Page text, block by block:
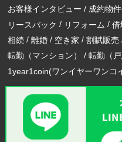
お客様インタビュー
成約物
リースバック
リフォーム
借
相続
離婚 空き家 割賦販売
転勤（マンション）
転勤（戸
1year1coin(ワンイヤーワンコ